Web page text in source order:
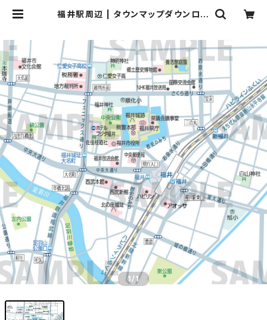
福井駅周辺 | タウンマップダウンロー
1 /1